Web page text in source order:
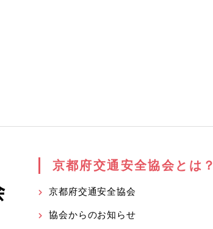
京都府交通安全協会とは？
京都府交通安全協会
協会からのお知らせ